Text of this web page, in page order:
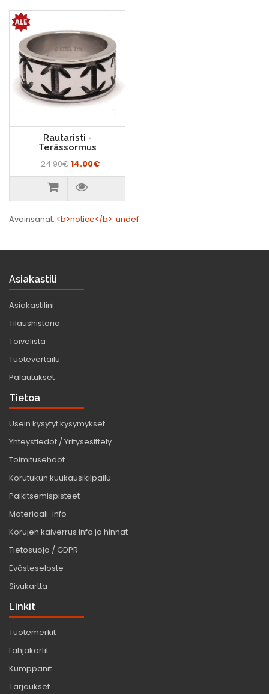
Rautaristi -
Terässormus
24.90€14.00€
Avainsanat: <b>notice</b>: undef
Asiakastili
Asiakastilini
Tilaushistoria
Toivelista
Tuotevertailu
Palautukset
Tietoa
Usein kysytyt kysymykset
Yhteystiedot / Yritysesittely
Toimitusehdot
Korutukun kuukausikilpailu
Palkitsemispisteet
Materiaali-info
Korujen kaiverrus info ja hinnat
Tietosuoja / GDPR
Evästeseloste
Sivukartta
Linkit
Tuotemerkit
Lahjakortit
Kumppanit
Tarjoukset